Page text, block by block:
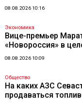
08.08.2026 10:16
Экономика
Вице-премьер
«Новороссия» в
08.08.2026 10:09
Общество
На каких АЗС
продаваться